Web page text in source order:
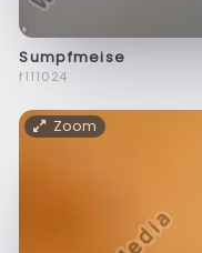
Sumpfmeise
f111024
Zoom